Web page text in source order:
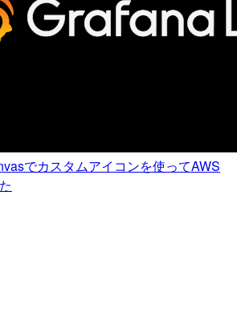
でカスタムアイコンを使ってAWS